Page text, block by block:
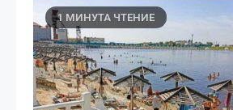
1 МИНУТА ЧТЕНИЕ